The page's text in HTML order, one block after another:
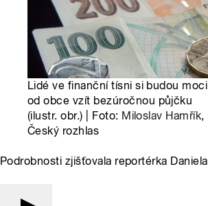
Lidé ve finanční tísni si budou moci
od obce vzít bezúročnou půjčku
(ilustr. obr.) | Foto: Miloslav Hamřík,
Český rozhlas
Podrobnosti zjišťovala reportérka